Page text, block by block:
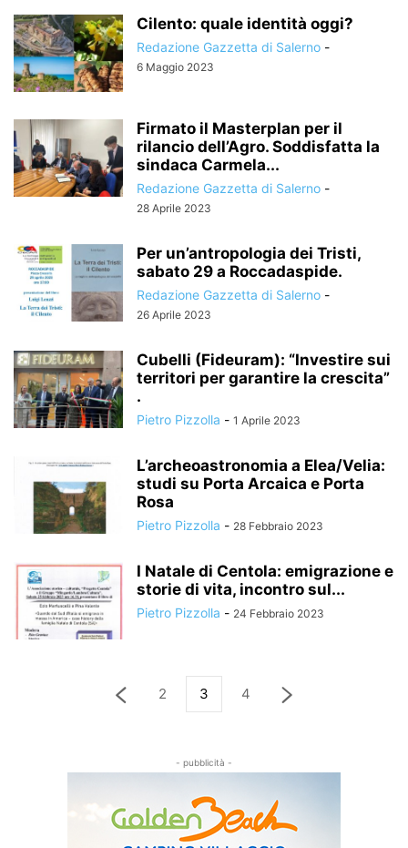
Cilento: quale identità oggi?
Redazione Gazzetta di Salerno -
6 Maggio 2023
Firmato il Masterplan per il
rilancio dell’Agro. Soddisfatta la
sindaca Carmela...
Redazione Gazzetta di Salerno -
28 Aprile 2023
Per un’antropologia dei Tristi,
sabato 29 a Roccadaspide.
Redazione Gazzetta di Salerno -
26 Aprile 2023
Cubelli (Fideuram): “Investire sui
territori per garantire la crescita”
.
Pietro Pizzolla - 1 Aprile 2023
L’archeoastronomia a Elea/Velia:
studi su Porta Arcaica e Porta
Rosa
Pietro Pizzolla - 28 Febbraio 2023
I Natale di Centola: emigrazione e
storie di vita, incontro sul...
Pietro Pizzolla - 24 Febbraio 2023
2 3 4
- pubblicità -